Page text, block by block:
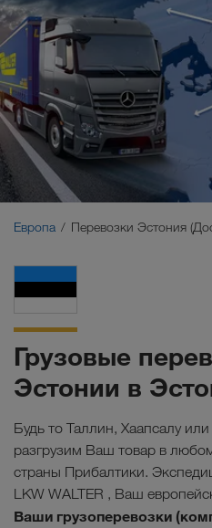
Европа
Центральная Азия
Россия
Ближний Восток
Европа Перевозки Эстония
Грузовые
Эстонии в
Будь то Таллин, Хаапсалу
разгрузим Ваш товар в
страны Прибалтики.
LKW WALTER , Ваш
Ваши грузоперевозки